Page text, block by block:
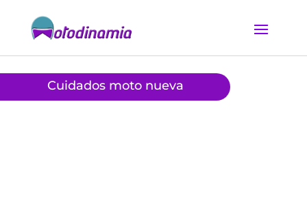
Cuidados moto nueva